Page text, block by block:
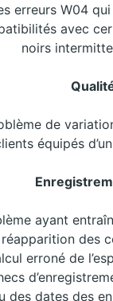
erreurs W04
avec
noirs
de
équipés
ayant
des
erroné de
des dates des